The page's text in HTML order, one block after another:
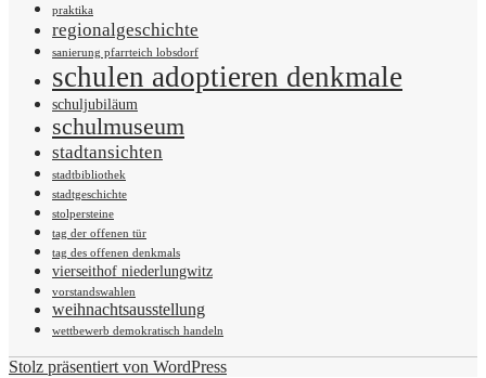
praktika
regionalgeschichte
sanierung pfarrteich lobsdorf
schulen adoptieren denkmale
schuljubiläum
schulmuseum
stadtansichten
stadtbibliothek
stadtgeschichte
stolpersteine
tag der offenen tür
tag des offenen denkmals
vierseithof niederlungwitz
vorstandswahlen
weihnachtsausstellung
wettbewerb demokratisch handeln
Stolz präsentiert von WordPress